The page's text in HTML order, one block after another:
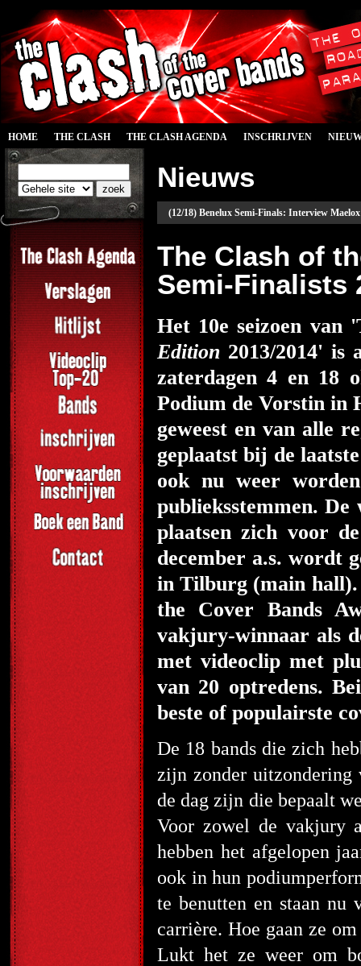
HOME THE CLASH THE CLASH AGENDA INSCHRIJVEN
Nieuws
(12/18) Benelux Semi-Finals: Interview
The Clash of
Semi-Finalists
Het 10e seizoen van
Edition 2013/2014' is
zaterdagen 4 en 18
Podium de Vorstin in
geweest en van alle
geplaatst bij de
ook nu weer
publieksstemmen.
plaatsen zich voor
december a.s. wordt
in Tilburg (main
the Cover Bands
vakjury-winnaar als
met videoclip met
van 20 optredens.
beste of populairste
De 18 bands die zich
zijn zonder uitzondering
de dag zijn die bepaalt
Voor zowel de vakjury
hebben het afgelopen
ook in hun
te benutten en staan nu
carrière. Hoe gaan ze
Lukt het ze weer om